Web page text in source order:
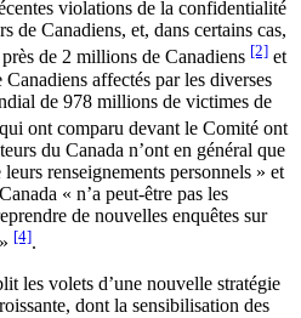
violations de la confidentialité
de Canadiens, et, dans certains cas,
de 2 millions de Canadiens [2] et
affectés par les diverses
de 978 millions de victimes de
ont comparu devant le Comité ont
du Canada n’ont en général que
renseignements personnels » et
« n’a peut-être pas les
de nouvelles enquêtes sur
[4].
les volets d’une nouvelle stratégie
dont la sensibilisation des